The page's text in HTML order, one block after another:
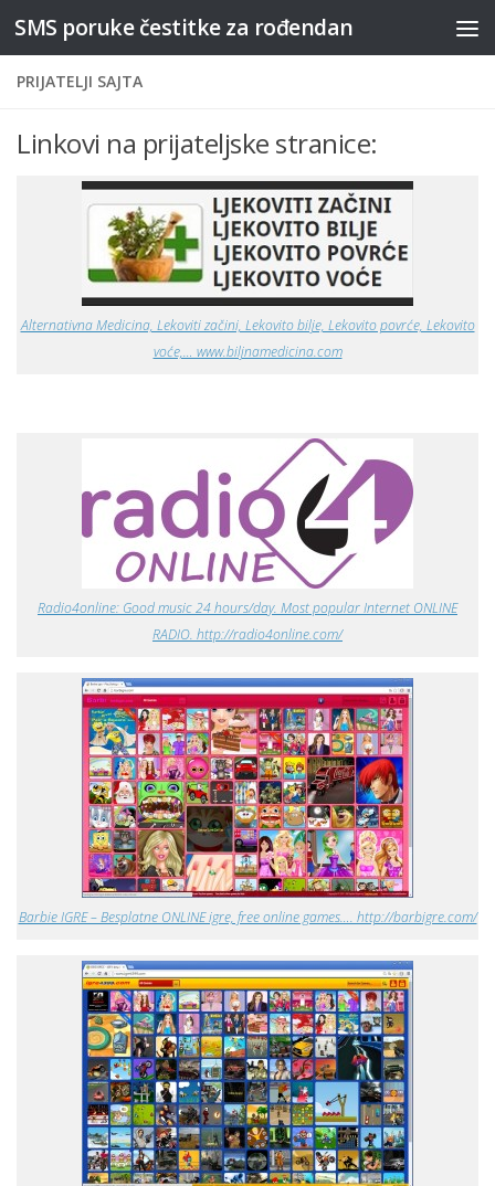
Skip to content
SMS poruke čestitke za rođendan
PRIJATELJI SAJTA
Linkovi na prijateljske stranice:
Alternativna Medicina, Lekoviti začini, Lekovito bilje, Lekovito povrće, Lekovito
voće,… www.biljnamedicina.com
Radio4online: Good music 24 hours/day. Most popular Internet ONLINE
RADIO. http://radio4online.com/
Barbie IGRE – Besplatne ONLINE igre, free online games…. http://barbigre.com/